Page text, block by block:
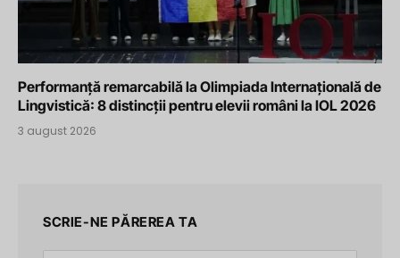
Performanță remarcabilă la Olimpiada Internațională de
Lingvistică: 8 distincții pentru elevii români la IOL 2026
3 august 2026
SCRIE-NE PĂREREA TA